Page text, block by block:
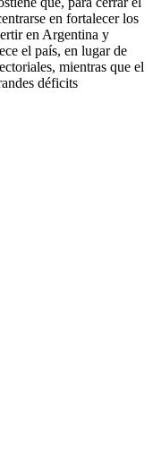
en fortalecer los
en Argentina y
el país, en lugar de
mientras que el
déficits